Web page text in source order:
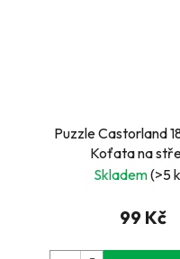
Puzzle Castorland
Koťata na
Skladem(>5
99 Kč